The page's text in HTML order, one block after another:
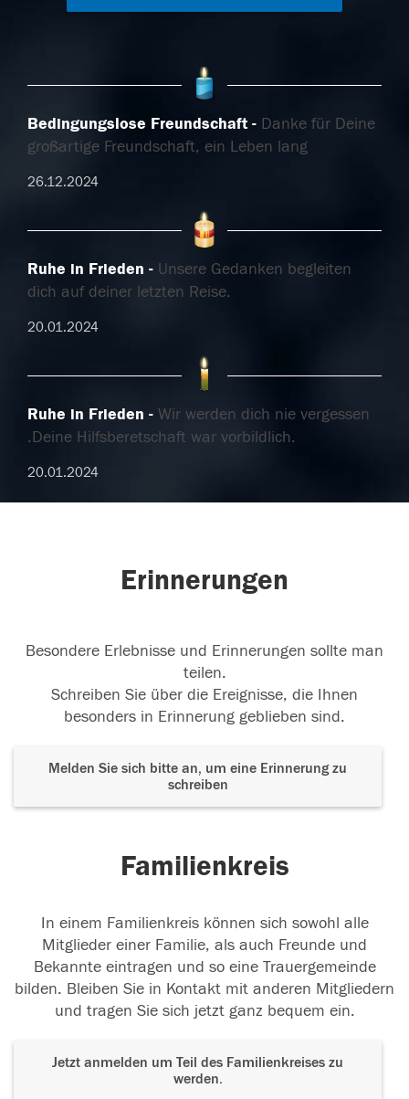
Bedingungslose Freundschaft
Danke für Deine
großartige Freundschaft, ein Leben lang
26.12.2024
Ruhe in Frieden
Unsere Gedanken begleiten
dich auf deiner letzten Reise.
20.01.2024
Ruhe in Frieden
Wir werden dich nie vergessen
.Deine Hilfsberetschaft war vorbildlich.
20.01.2024
Erinnerungen
Besondere Erlebnisse und Erinnerungen sollte man
teilen.
Schreiben Sie über die Ereignisse, die Ihnen
besonders in Erinnerung geblieben sind.
Melden Sie sich bitte an, um eine Erinnerung zu
schreiben
Familienkreis
In einem Familienkreis können sich sowohl alle
Mitglieder einer Familie, als auch Freunde und
Bekannte eintragen und so eine Trauergemeinde
bilden. Bleiben Sie in Kontakt mit anderen Mitgliedern
und tragen Sie sich jetzt ganz bequem ein.
Jetzt anmelden um Teil des Familienkreises zu
werden.